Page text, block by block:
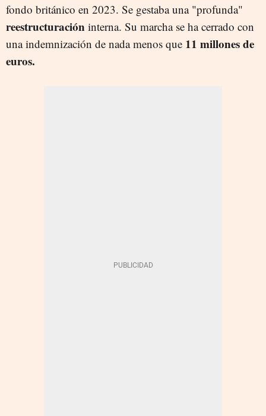
fondo británico en 2023. Se gestaba una "profunda"
reestructuración interna. Su marcha se ha cerrado con
una indemnización de nada menos que 11 millones de
euros.